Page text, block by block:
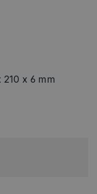
210 x 6 mm